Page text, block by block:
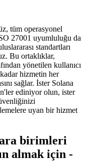
tüm operasyonel
27001 uyumluluğu da
standartları
Bu ortaklıklar,
yönetilen kullanıcı
hizmetin her
sağlar. İster Solana
ediniyor olun, ister
uyan bir hizmet
birimleri
almak için -